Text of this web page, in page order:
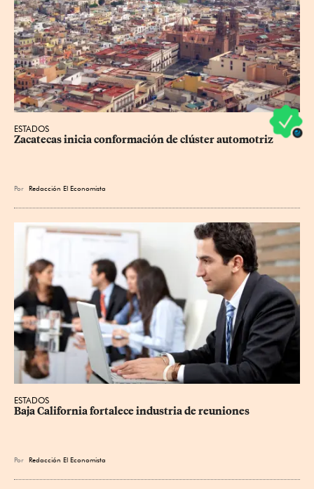
ESTADOS
Zacatecas inicia conformación de clúster automotriz
Por Redacción El Economista
ESTADOS
Baja California fortalece industria de reuniones
Por Redacción El Economista